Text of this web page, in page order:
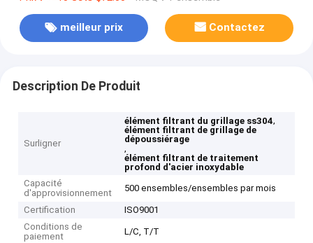
meilleur prix Contactez
Description De Produit
Surligner
élément filtrant du grillage ss304,
élément filtrant de grillage de
dépoussiérage
,
élément filtrant de traitement
profond d'acier inoxydable
Capacité
d'approvisionnement
500 ensembles/ensembles par mois
Certification
ISO9001
Conditions de
paiement
L/C, T/T